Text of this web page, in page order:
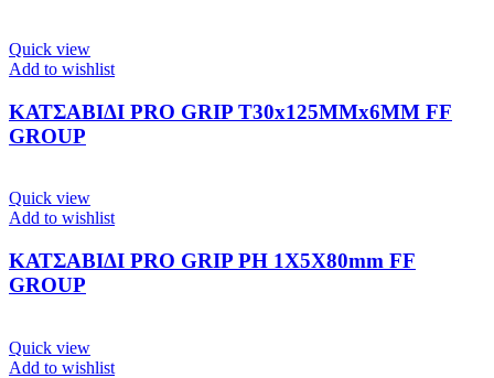
Quick view
Add to wishlist
ΚΑΤΣΑΒΙΔΙ PRO GRIP T30x125ΜΜx6ΜΜ FF
GROUP
Quick view
Add to wishlist
ΚΑΤΣΑΒΙΔΙ PRO GRIP PH 1X5X80mm FF
GROUP
Quick view
Add to wishlist